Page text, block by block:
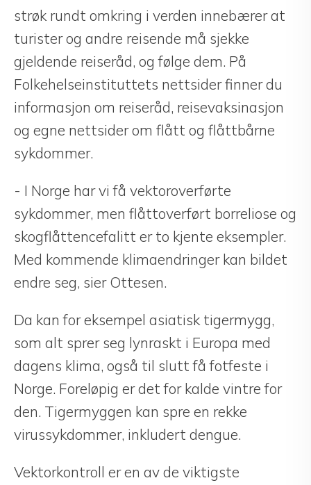
strøk rundt omkring i verden innebærer at
turister og andre reisende må sjekke
gjeldende reiseråd, og følge dem. På
Folkehelseinstituttets nettsider finner du
informasjon om reiseråd, reisevaksinasjon
og egne nettsider om flått og flåttbårne
sykdommer.
- I Norge har vi få vektoroverførte
sykdommer, men flåttoverført borreliose og
skogflåttencefalitt er to kjente eksempler.
Med kommende klimaendringer kan bildet
endre seg, sier Ottesen.
Da kan for eksempel asiatisk tigermygg,
som alt sprer seg lynraskt i Europa med
dagens klima, også til slutt få fotfeste i
Norge. Foreløpig er det for kalde vintre for
den. Tigermyggen kan spre en rekke
virussykdommer, inkludert dengue.
Vektorkontroll er en av de viktigste